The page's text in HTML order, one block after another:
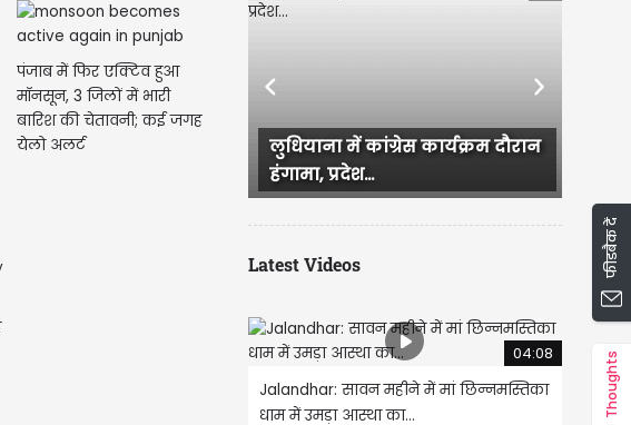
पंजाब में फिर एक्टिव हुआ
मॉनसून, 3 जिलों में भारी
बारिश की चेतावनी; कई जगह
येलो अलर्टलुधियाना में कांग्रेस कार्यक्रम दौरान
Ludhiana में आज सुबह बारिश
Previous Next
Latest Videos
04:08
Jalandhar: सावन महीने में मां छिन्नमस्तिका
धाम में उमड़ा आस्था का...
फीडबैक दें
Thoughts